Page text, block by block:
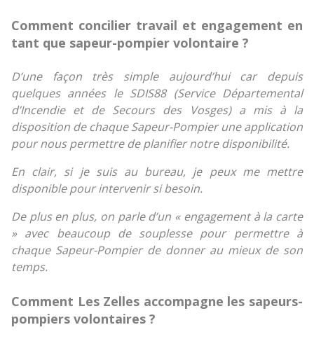
Comment concilier travail et engagement en
tant que sapeur-pompier volontaire ?
D’une façon très simple aujourd’hui car depuis
quelques années le SDIS88 (Service Départemental
d’Incendie et de Secours des Vosges) a mis à la
disposition de chaque Sapeur-Pompier une application
pour nous permettre de planifier notre disponibilité.
En clair, si je suis au bureau, je peux me mettre
disponible pour intervenir si besoin.
De plus en plus, on parle d’un « engagement à la carte
» avec beaucoup de souplesse pour permettre à
chaque Sapeur-Pompier de donner au mieux de son
temps.
Comment Les Zelles accompagne les sapeurs-
pompiers volontaires ?